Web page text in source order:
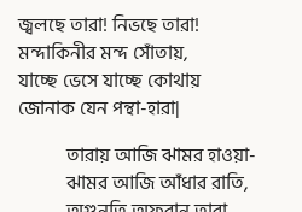
জ্বলছে তারা! নিভছে তারা!
মন্দাকিনীর মন্দ সোঁতায়,
যাচ্ছে ভেসে যাচ্ছে কোথায়
জোনাক যেন পন্থা-হারা|
তারায় আজি ঝামর হাওয়া-
ঝামর আজি আঁধার রাতি,